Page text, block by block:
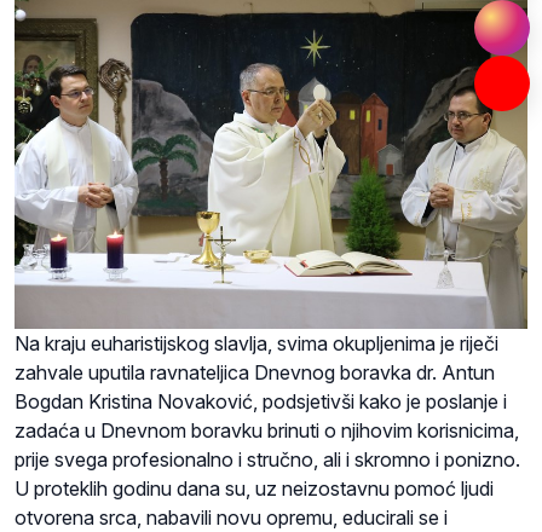
Na kraju euharistijskog slavlja, svima okupljenima je riječi
zahvale uputila ravnateljica Dnevnog boravka dr. Antun
Bogdan Kristina Novaković, podsjetivši kako je poslanje i
zadaća u Dnevnom boravku brinuti o njihovim korisnicima,
prije svega profesionalno i stručno, ali i skromno i ponizno.
U proteklih godinu dana su, uz neizostavnu pomoć ljudi
otvorena srca, nabavili novu opremu, educirali se i